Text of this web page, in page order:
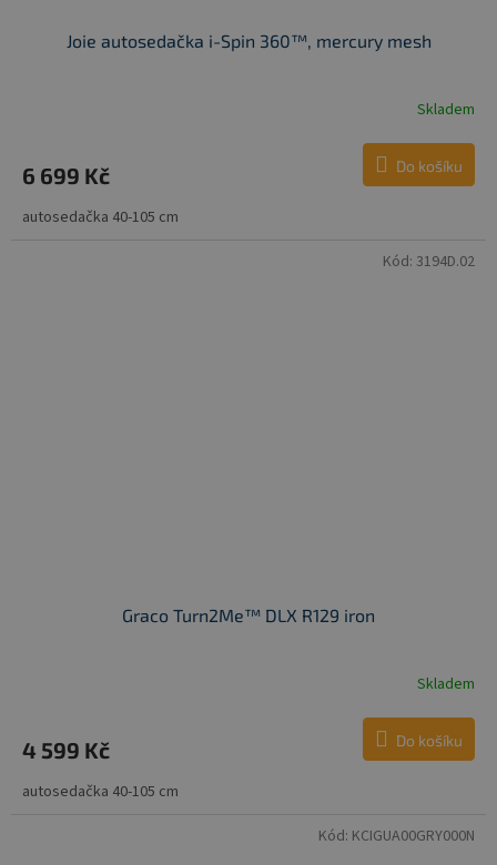
Joie autosedačka i-Spin 360™, mercury mesh
Skladem
6 699 Kč Do košíku
autosedačka 40-105 cm
Graco Turn2Me™ DLX R129 iron
Skladem
4 599 Kč Do košíku
autosedačka 40-105 cm
Kód: 3194D.02
Kód: KCIGUA00GRY000N